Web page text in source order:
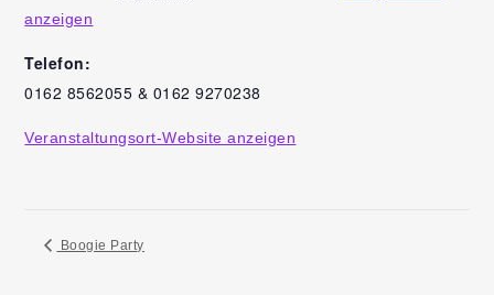
anzeigen
Telefon:
0162 8562055 & 0162 9270238
Veranstaltungsort-Website anzeigen
Boogie Party